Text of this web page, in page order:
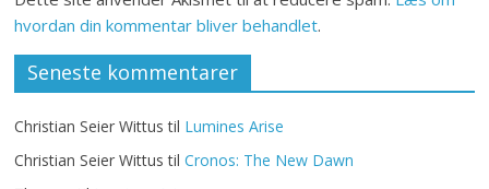
hvordan din kommentar bliver behandlet.
Seneste kommentarer
Christian Seier Wittus til Lumines Arise
Christian Seier Wittus tilCronos: The New Dawn